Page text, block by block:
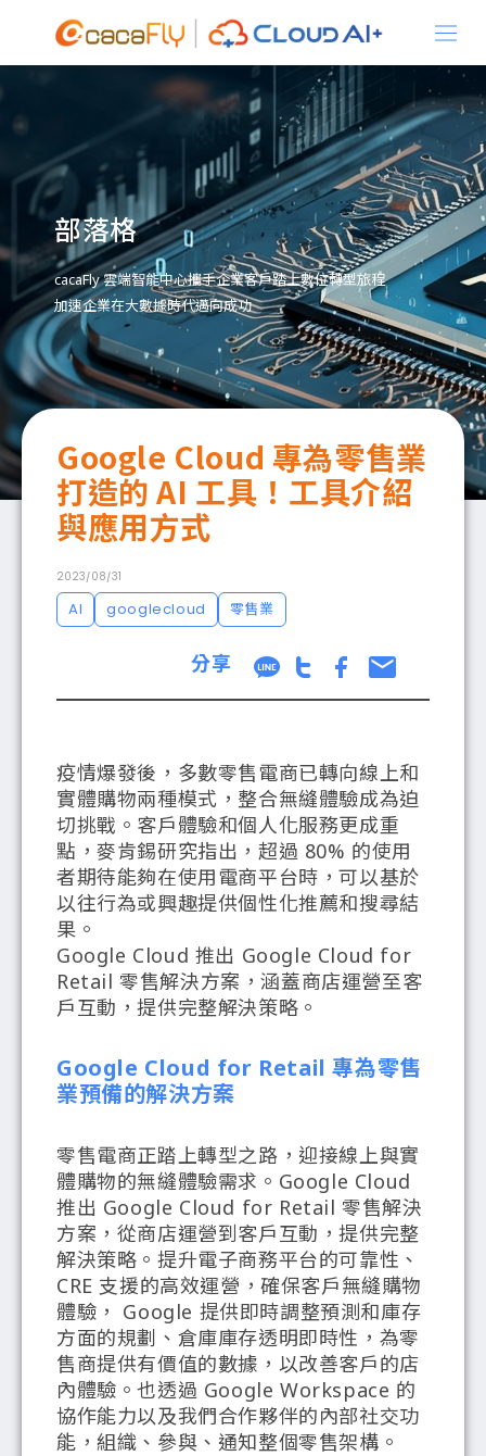
關於我們
產品資訊
解決方案
最新消息
成功案例
部落格
聯絡我們
部落格
cacaFly 雲端智能中心攜手企業客戶踏上數位轉型旅程
加速企業在大數據時代邁向成功
Google Cloud 專為零售業
打造的 AI 工具！工具介紹
與應用方式
2023/08/31
AI googlecloud 零售業
分享
疫情爆發後，多數零售電商已轉向線上和
實體購物兩種模式，整合無縫體驗成為迫
切挑戰。客戶體驗和個人化服務更成重
點，麥肯錫研究指出，超過 80% 的使用
者期待能夠在使用電商平台時，可以基於
以往行為或興趣提供個性化推薦和搜尋結
果。
Google Cloud 推出 Google Cloud for
Retail 零售解決方案，涵蓋商店運營至客
戶互動，提供完整解決策略。
Google Cloud for Retail 專為零售
業預備的解決方案
零售電商正踏上轉型之路，迎接線上與實
體購物的無縫體驗需求。Google Cloud
推出 Google Cloud for Retail 零售解決
方案，從商店運營到客戶互動，提供完整
解決策略。提升電子商務平台的可靠性、
CRE 支援的高效運營，確保客戶無縫購物
體驗， Google 提供即時調整預測和庫存
方面的規劃、倉庫庫存透明即時性，為零
售商提供有價值的數據，以改善客戶的店
內體驗。也透過 Google Workspace 的
協作能力以及我們合作夥伴的內部社交功
能，組織、參與、通知整個零售架構。